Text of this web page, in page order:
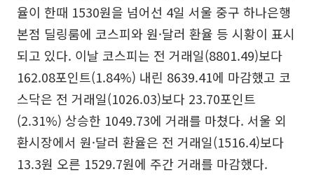
율이 한때 1530원을 넘어선 4일 서울 중구 하나은행
본점 딜링룸에 코스피와 원·달러 환율 등 시황이 표시
되고 있다. 이날 코스피는 전 거래일(8801.49)보다
162.08포인트(1.84%) 내린 8639.41에 마감했고 코
스닥은 전 거래일(1026.03)보다 23.70포인트
(2.31%) 상승한 1049.73에 거래를 마쳤다. 서울 외
환시장에서 원·달러 환율은 전 거래일(1516.4)보다
13.3원 오른 1529.7원에 주간 거래를 마감했다.